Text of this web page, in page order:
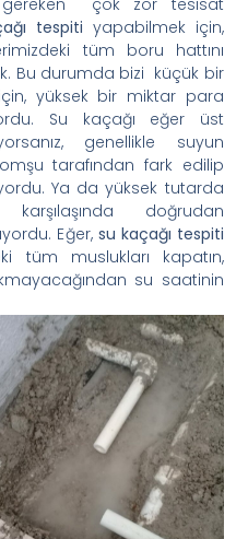
çok zor tesisat
tespiti yapabilmek için,
tüm boru hattını
Bu durumda bizi küçük bir
yüksek bir miktar para
Su kaçağı eğer üst
genellikle suyun
tarafından fark edilip
Ya da yüksek tutarda
doğrudan
Eğer, su kaçağı tespiti
tüm muslukları kapatın,
su saatinin